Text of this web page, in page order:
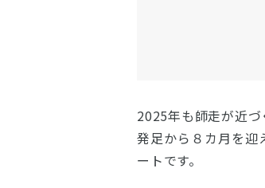
2025年も師走が近づ
発足から８カ月を迎
ートです。